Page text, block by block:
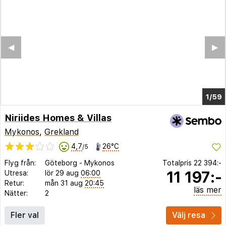
1/55
▶︎
◀︎
Niriides Homes & Villas
Mykonos, Grekland
4,7/5 26°C
Flyg från: Göteborg - Mykonos
Utresa:
lör 29 aug 06:00
Retur:
mån 31 aug 20:45
Nätter:
2
Totalpris 22 394:-
11 197:-
läs mer
Fler val Välj resa